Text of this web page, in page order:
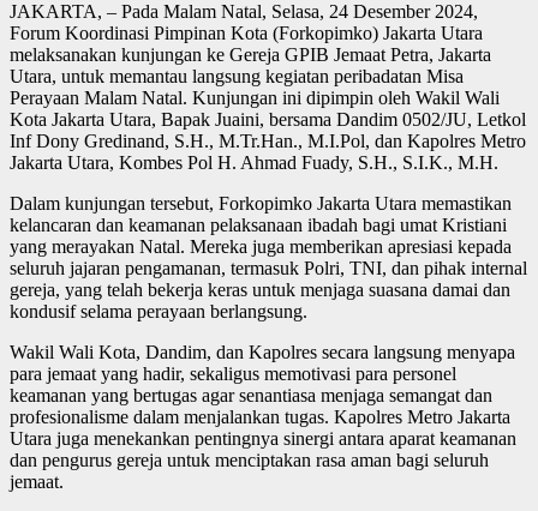
JAKARTA, – Pada Malam Natal, Selasa, 24 Desember 2024,
Forum Koordinasi Pimpinan Kota (Forkopimko) Jakarta Utara
melaksanakan kunjungan ke Gereja GPIB Jemaat Petra, Jakarta
Utara, untuk memantau langsung kegiatan peribadatan Misa
Perayaan Malam Natal. Kunjungan ini dipimpin oleh Wakil Wali
Kota Jakarta Utara, Bapak Juaini, bersama Dandim 0502/JU, Letkol
Inf Dony Gredinand, S.H., M.Tr.Han., M.I.Pol, dan Kapolres Metro
Jakarta Utara, Kombes Pol H. Ahmad Fuady, S.H., S.I.K., M.H.
Dalam kunjungan tersebut, Forkopimko Jakarta Utara memastikan
kelancaran dan keamanan pelaksanaan ibadah bagi umat Kristiani
yang merayakan Natal. Mereka juga memberikan apresiasi kepada
seluruh jajaran pengamanan, termasuk Polri, TNI, dan pihak internal
gereja, yang telah bekerja keras untuk menjaga suasana damai dan
kondusif selama perayaan berlangsung.
Wakil Wali Kota, Dandim, dan Kapolres secara langsung menyapa
para jemaat yang hadir, sekaligus memotivasi para personel
keamanan yang bertugas agar senantiasa menjaga semangat dan
profesionalisme dalam menjalankan tugas. Kapolres Metro Jakarta
Utara juga menekankan pentingnya sinergi antara aparat keamanan
dan pengurus gereja untuk menciptakan rasa aman bagi seluruh
jemaat.